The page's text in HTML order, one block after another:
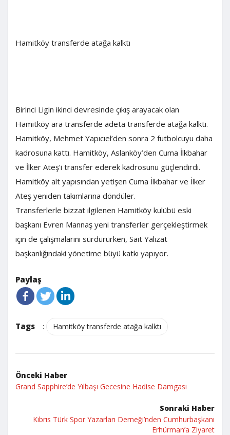
Hamitköy transferde atağa kalktı
Birinci Ligin ikinci devresinde çıkış arayacak olan
Hamitköy ara transferde adeta transferde atağa kalktı.
Hamitköy, Mehmet Yapıcıel’den sonra 2 futbolcuyu daha
kadrosuna kattı. Hamitköy, Aslanköy’den Cuma İlkbahar
ve İlker Ateş’i transfer ederek kadrosunu güçlendirdi.
Hamitköy alt yapısından yetişen Cuma İlkbahar ve İlker
Ateş yeniden takımlarına döndüler.
Transferlerle bizzat ilgilenen Hamitköy kulübü eski
başkanı Evren Mannaş yeni transferler gerçekleştirmek
için de çalışmalarını sürdürürken, Sait Yalızat
başkanlığındaki yönetime büyü katkı yapıyor.
Paylaş
Tags : Hamitköy transferde atağa kalktı
Önceki Haber
Grand Sapphire’de Yılbaşı Gecesine Hadise Damgası
Sonraki Haber
Kıbrıs Türk Spor Yazarları Derneği’nden Cumhurbaşkanı
Erhürman’a Ziyaret